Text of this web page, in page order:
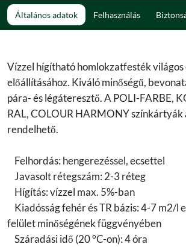
Általános adatok Felhasználás
Vízzel hígítható homlokzatfesték világos
előállításához. Kiváló minőségű,
pára- és légáteresztő. A POLI-FARBE,
RAL, COLOUR HARMONY színkártyák
rendelhető.
Felhordás: hengerezéssel, ecsettel
Javasolt rétegszám: 2-3 réteg
Hígítás: vízzel max. 5%-ban
Kiadósság fehér és TR bázis: 4-7 m2/l
felület minőségének függvényében
Száradási idő (20 °C-on): 4 óra